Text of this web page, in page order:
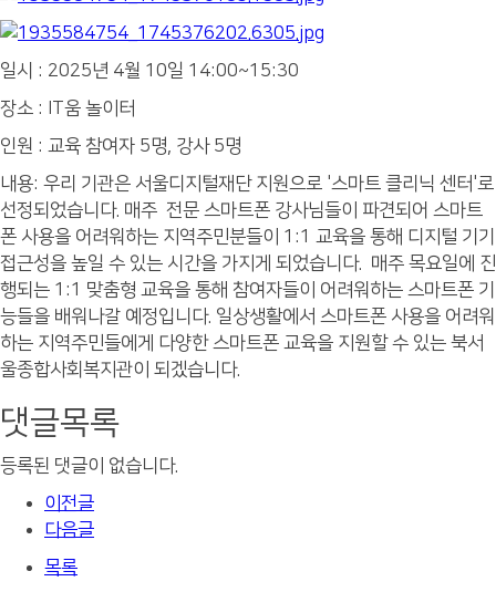
일시 : 2025년 4월 10일 14:00~15:30
장소 : IT움 놀이터
인원 : 교육 참여자 5명, 강사 5명
내용: 우리 기관은 서울디지털재단 지원으로 '스마트 클리닉 센터'로
선정되었습니다. 매주 전문 스마트폰 강사님들이 파견되어 스마트
폰 사용을 어려워하는 지역주민분들이 1:1 교육을 통해 디지털 기기
접근성을 높일 수 있는 시간을 가지게 되었습니다. 매주 목요일에 진
행되는 1:1 맞춤형 교육을 통해 참여자들이 어려워하는 스마트폰 기
능들을 배워나갈 예정입니다. 일상생활에서 스마트폰 사용을 어려워
하는 지역주민들에게 다양한 스마트폰 교육을 지원할 수 있는 북서
울종합사회복지관이 되겠습니다.
댓글목록
등록된 댓글이 없습니다.
이전글
다음글
목록